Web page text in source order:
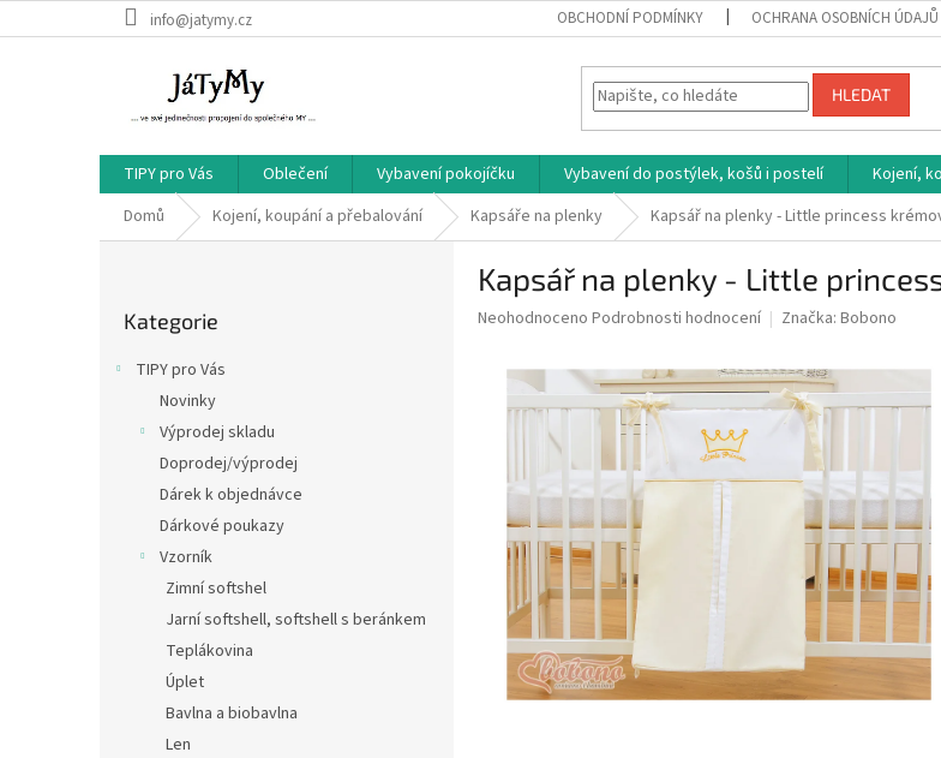
na
info@jatymy.cz OBCHODNÍ PODMÍNKY OCHRANA OSOBNÍCH ÚDAJŮ
HLEDAT
TIPY pro Vás Oblečení Vybavení pokojíčku Vybavení do postýlek, košů i postelí Kojení,
Domů
Kojení, koupání a přebalování Kapsáře na plenky Kapsář na plenky - Little princess
kategorie
Kategorie
TIPY pro Vás
Novinky
Výprodej skladu
Doprodej/výprodej
Dárek k objednávce
Dárkové poukazy
Vzorník
Zimní softshel
Jarní softshell, softshell s beránkem
Teplákovina
Úplet
Bavlna a biobavlna
Len
Kapsář na plenky - Little
Průměrné
produktu
hvězdiček.
Neohodnoceno Podrobnosti hodnocení Značka: Bobono